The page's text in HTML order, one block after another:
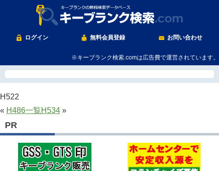
ログイン 無料会員登録 お問い合わせ
※キーブランク検索.comは広告費で運営されています。
H522
« H486一覧H534 »
PR